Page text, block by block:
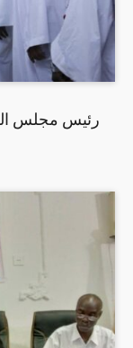
رئيس مجلس